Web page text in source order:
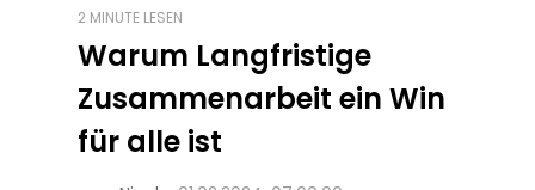
2 MINUTE LESEN
Warum Langfristige
Zusammenarbeit ein Win
für alle ist